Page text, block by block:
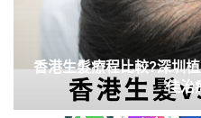
香港生髮療程比較?深圳
佳治